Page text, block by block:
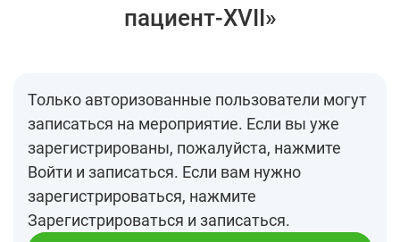
пациент-XVII»
Только авторизованные пользователи могут
записаться на мероприятие. Если вы уже
зарегистрированы, пожалуйста, нажмите
Войти и записаться. Если вам нужно
зарегистрироваться, нажмите
Зарегистрироваться и записаться.